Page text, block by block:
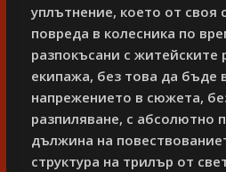
уплътнение, което от своя
повреда в колесника по
разпокъсани с житейските
екипажа, без това да бъде
напрежението в сюжета,
разпиляване, с абсолютно
дължина на
структура на трилър от